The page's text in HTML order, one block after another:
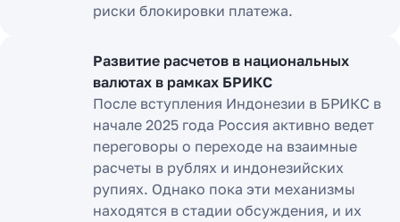
риски блокировки платежа.
Развитие расчетов в национальных
валютах в рамках БРИКС
После вступления Индонезии в БРИКС в
начале 2025 года Россия активно ведет
переговоры о переходе на взаимные
расчеты в рублях и индонезийских
рупиях. Однако пока эти механизмы
находятся в стадии обсуждения, и их